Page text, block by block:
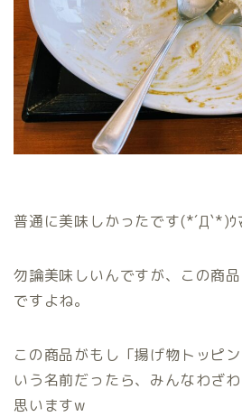
普通に美味しかったです(*´Д`*)ｳ
勿論美味しいんですが、この商
ですよね。
この商品がもし「揚げ物トッピ
いう名前だったら、みんなわざ
思いますw